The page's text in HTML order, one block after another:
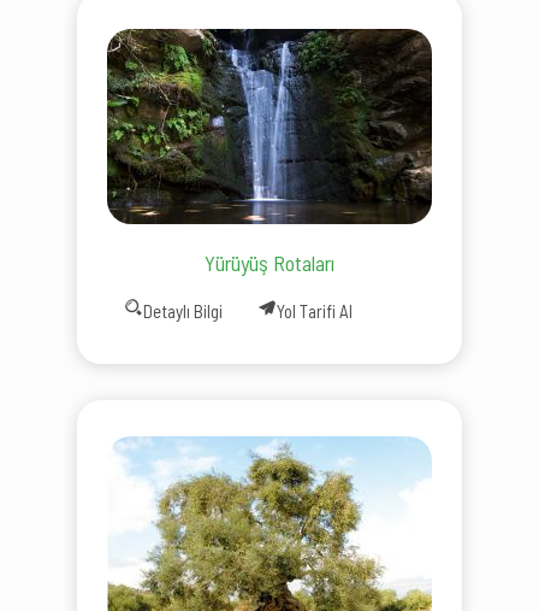
Yürüyüş Rotaları
Detaylı Bilgi Yol Tarifi Al